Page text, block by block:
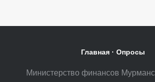
Главная· Опросы
Министерство финансов